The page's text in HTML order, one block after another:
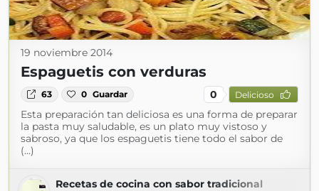
19 noviembre 2014
Espaguetis con verduras
63 0 Guardar 0 Delicioso
Esta preparación tan deliciosa es una forma de preparar
la pasta muy saludable, es un plato muy vistoso y
sabroso, ya que los espaguetis tiene todo el sabor de
(...)
Recetas de cocina con sabor tradicional